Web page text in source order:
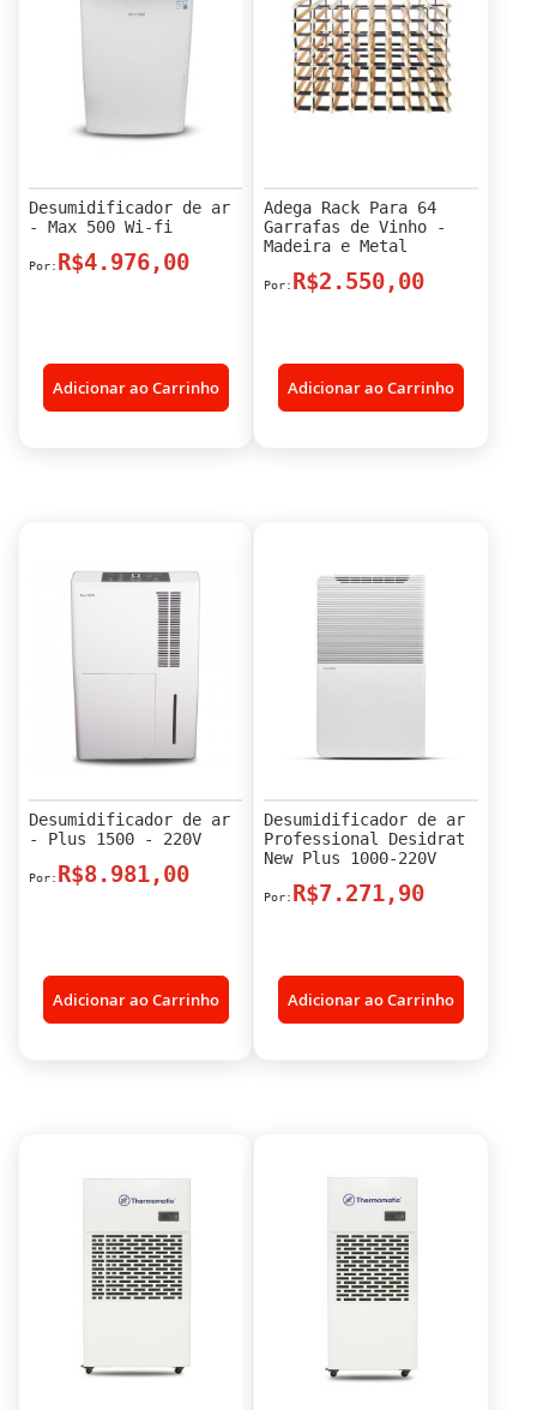
Desumidificador de ar
- Max 500 Wi-fi
R$4.976,00
Adicionar ao Carrinho
Adega Rack Para 64
Garrafas de Vinho -
Madeira e Metal
R$2.550,00
Adicionar ao Carrinho
Desumidificador de ar
- Plus 1500 - 220V
R$8.981,00
Adicionar ao Carrinho
Desumidificador de ar
Professional Desidrat
New Plus 1000-220V
R$7.271,90
Adicionar ao Carrinho